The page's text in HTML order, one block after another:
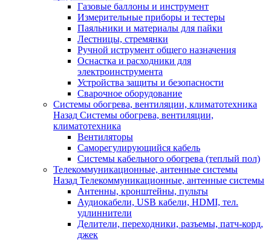
Газовые баллоны и инструмент
Измерительные приборы и тестеры
Паяльники и материалы для пайки
Лестницы, стремянки
Ручной иструмент общего назначения
Оснастка и расходники для
электроинструмента
Устройства защиты и безопасности
Сварочное оборудование
Системы обогрева, вентиляции, климатотехника
Назад Системы обогрева, вентиляции,
климатотехника
Вентиляторы
Саморегулирующийся кабель
Системы кабельного обогрева (теплый пол)
Телекоммуникационные, антенные системы
Назад Телекоммуникационные, антенные системы
Антенны, кронштейны, пульты
Аудиокабели, USB кабели, HDMI, тел.
удлиннители
Делители, переходники, разъемы, патч-корд,
джек